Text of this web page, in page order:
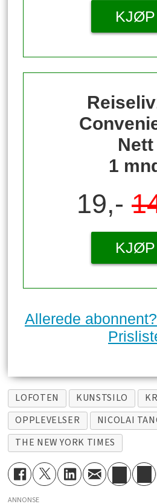
KJØP
Nett
1
19,-
KJØP
Allerede
LOFOTEN KUNSTSILO
OPPLEVELSER
NICOLAI
THE NEW YORK TIMES
ANNONSE